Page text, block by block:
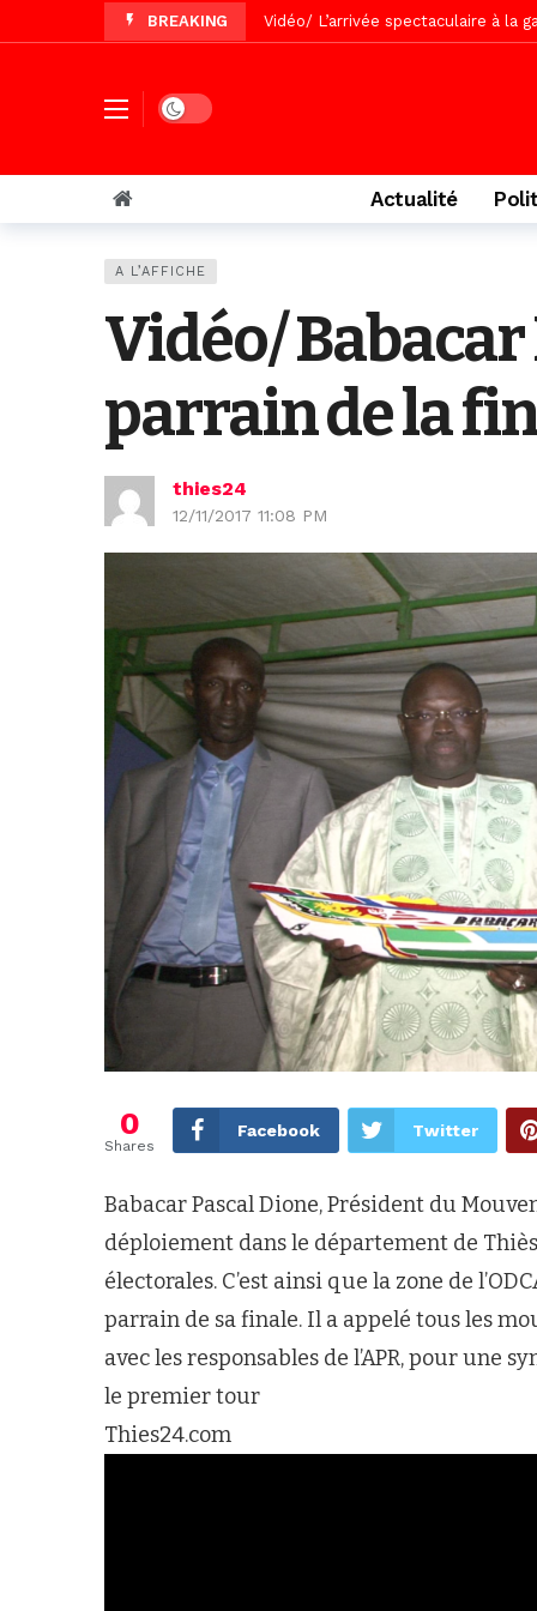
BREAKING Vidéo/ Grand Thiès en deuil,
Tivaouane/L’hôpital Seydi El Hadji
Recomposition politique :
Vidéo/ Magal 2026, le train a
Dark mode
Actualité
A L’AFFICHE
Vidéo/
parrain de la
thies24
12/11/2017 11:08 PM
0
Shares
Facebook Twitter
Babacar Pascal Dione, Président du
déploiement dans le département de
électorales. C’est ainsi que la zone de
parrain de sa finale. Il a appelé tous les
avec les responsables de l’APR, pour une
le premier tour
Thies24.com